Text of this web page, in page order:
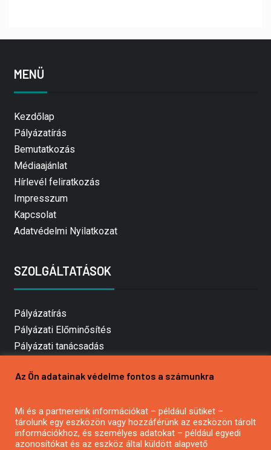
MENÜ
Kezdőlap
Pályázatírás
Bemutatkozás
Médiaajánlat
Hírlevél feliratkozás
Impresszum
Kapcsolat
Adatvédelmi Nyilatkozat
SZOLGÁLTATÁSOK
Pályázatírás
Pályázati Előminősítés
Pályázati tanácsadás
Mezőgazdasági pályázatírás
Pályázatírás civil szervezeteknek
Pályázatírás önkormányzatoknak
Pályázatfigyelés
Az Ön adatainak védelme fontos a számunkra
Mi és a partnereink információkat – például sütiket –
tárolunk egy eszközön vagy hozzáférünk az eszközön tárolt
információkhoz, és személyes adatokat – például egyedi
azonosítókat és az eszköz által küldött alapvető